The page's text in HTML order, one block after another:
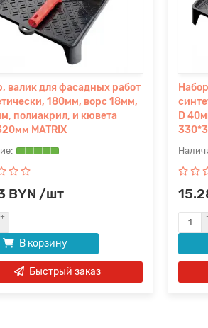
валик для фасадных работ
180мм, ворс 18мм,
полиакрил, и кювета
MATRIX
BYN /шт
В корзину
Быстрый заказ
D